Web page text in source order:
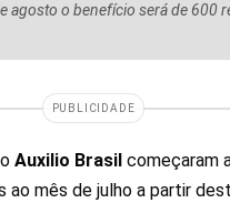
agosto o benefício será de 600
PUBLICIDADE
Auxilio Brasil começaram
ao mês de julho a partir